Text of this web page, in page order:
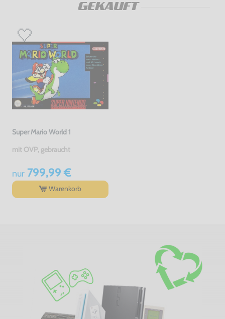
GEKAUFT
Super Mario World 1
mit OVP, gebraucht
nur799,99 €
Warenkorb